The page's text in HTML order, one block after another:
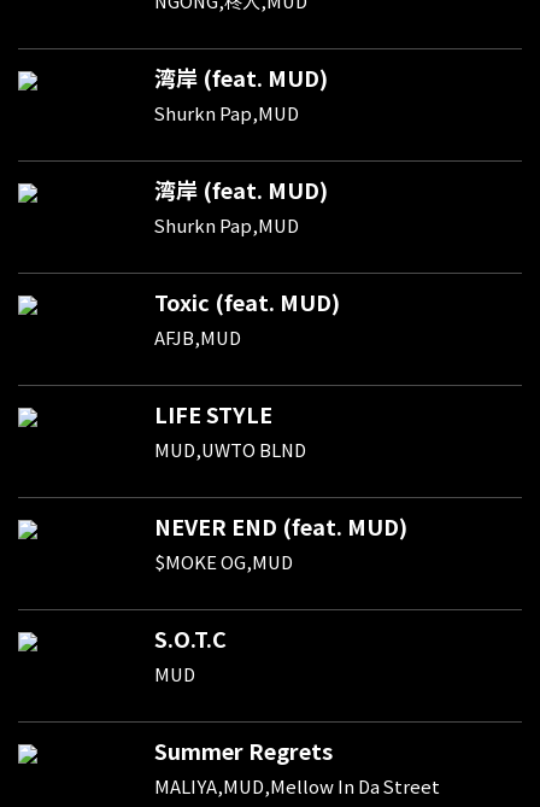
湾岸 (feat. MUD)
Shurkn Pap,MUD
湾岸 (feat. MUD)
Shurkn Pap,MUD
Toxic (feat. MUD)
AFJB,MUD
LIFE STYLE
MUD,UWTO BLND
NEVER END (feat. MUD)
$MOKE OG,MUD
S.O.T.C
MUD
Summer Regrets
MALIYA,MUD,Mellow In Da Street